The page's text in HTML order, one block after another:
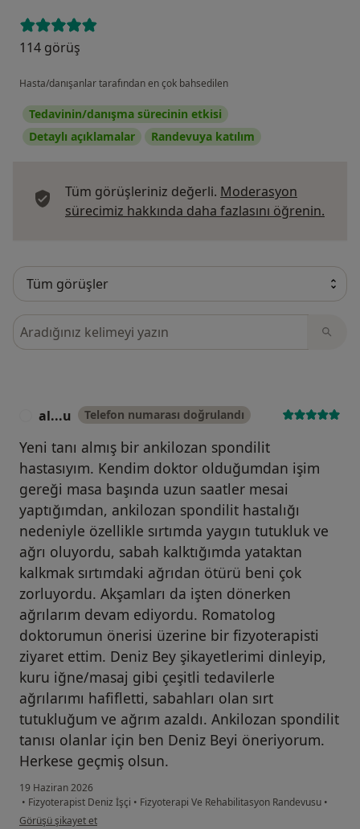
114 görüş
Hasta/danışanlar tarafından en çok bahsedilen
Tedavinin/danışma sürecinin etkisi
Detaylı açıklamalar
Randevuya katılım
Tüm görüşleriniz değerli. Moderasyon
sürecimiz hakkında daha fazlasını öğrenin.
Görüşler içerisinde ara
al...u Telefon numarası doğrulandı
Yeni tanı almış bir ankilozan spondilit
hastasıyım. Kendim doktor olduğumdan işim
gereği masa başında uzun saatler mesai
yaptığımdan, ankilozan spondilit hastalığı
nedeniyle özellikle sırtımda yaygın tutukluk ve
ağrı oluyordu, sabah kalktığımda yataktan
kalkmak sırtımdaki ağrıdan ötürü beni çok
zorluyordu. Akşamları da işten dönerken
ağrılarım devam ediyordu. Romatolog
doktorumun önerisi üzerine bir fizyoterapisti
ziyaret ettim. Deniz Bey şikayetlerimi dinleyip,
kuru iğne/masaj gibi çeşitli tedavilerle
ağrılarımı hafifletti, sabahları olan sırt
tutukluğum ve ağrım azaldı. Ankilozan spondilit
tanısı olanlar için ben Deniz Beyi öneriyorum.
Herkese geçmiş olsun.
19 Haziran 2026
• Fizyoterapist Deniz İşçi • Fizyoterapi Ve Rehabilitasyon Randevusu •
kullanıcının görüşüne göre al...u
Görüşü şikayet et